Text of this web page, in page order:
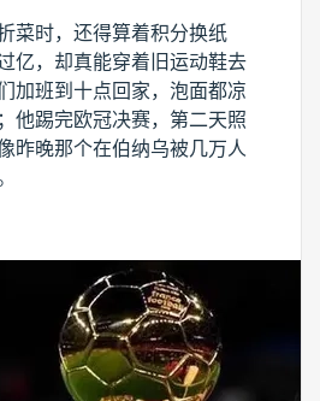
菜时，还得算着积分换纸
亿，却真能穿着旧运动鞋去
加班到十点回家，泡面都凉
他踢完欧冠决赛，第二天照
昨晚那个在伯纳乌被几万人